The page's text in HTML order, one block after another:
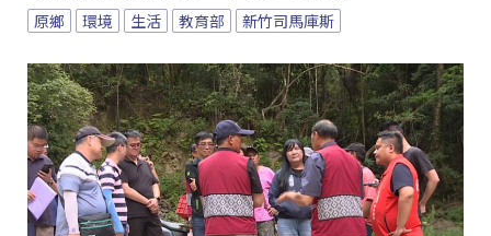
原鄉 環境 生活 教育部 新竹司馬庫斯